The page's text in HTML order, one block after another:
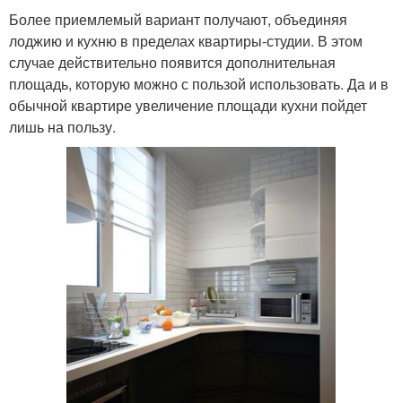
Более приемлемый вариант получают, объединяя
лоджию и кухню в пределах квартиры-студии. В этом
случае действительно появится дополнительная
площадь, которую можно с пользой использовать. Да и в
обычной квартире увеличение площади кухни пойдет
лишь на пользу.